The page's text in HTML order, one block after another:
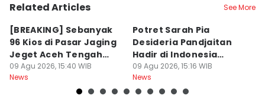
Related Articles See More
[BREAKING] Sebanyak
96 Kios di Pasar Jaging
Jeget Aceh Tengah
Terbakar
09 Agu 2026, 15:40 WIB
News
Potret Sarah Pia
Desideria Pandjaitan
Hadir di Indonesia
Fashion Week 2026
09 Agu 2026, 15:16 WIB
News